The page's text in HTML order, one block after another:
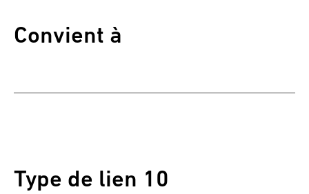
Convient à
Type de lien 10